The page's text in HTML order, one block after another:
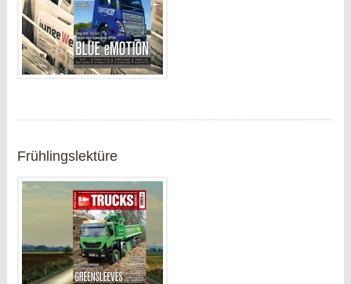
Frühlingslektüre